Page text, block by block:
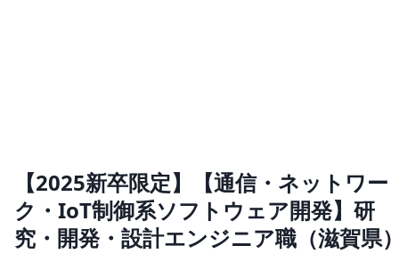
【2025新卒限定】【通信・ネットワー
ク・IoT制御系ソフトウェア開発】研
究・開発・設計エンジニア職（滋賀県